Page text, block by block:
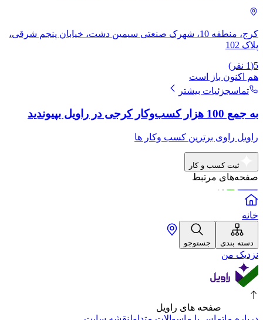
کرج، منطقه 10، شهرک صنعتی سیمین دشت، خیابان پنجم شرقی،
پلاک 102
5
(
1 نفر)
هم اکنون باز است
تماسجزئیات بیشتر
به جمع 100 هزار کسب‌وکار کرجی در راویل بپیوندید
راویل راوی برترین کسب وکار ها
ثبت کسب و کار
صفحه‌های مرتبط
خانه
دسته بندی جستوجو
نزدیک من
صفحه های راویل